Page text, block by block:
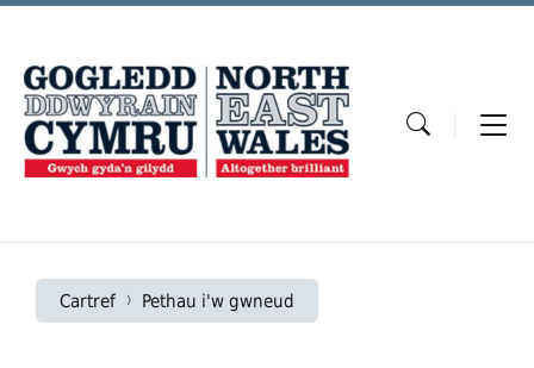
Skip
Skip
navigation
Skip
Cartref Pethau i'w gwneud